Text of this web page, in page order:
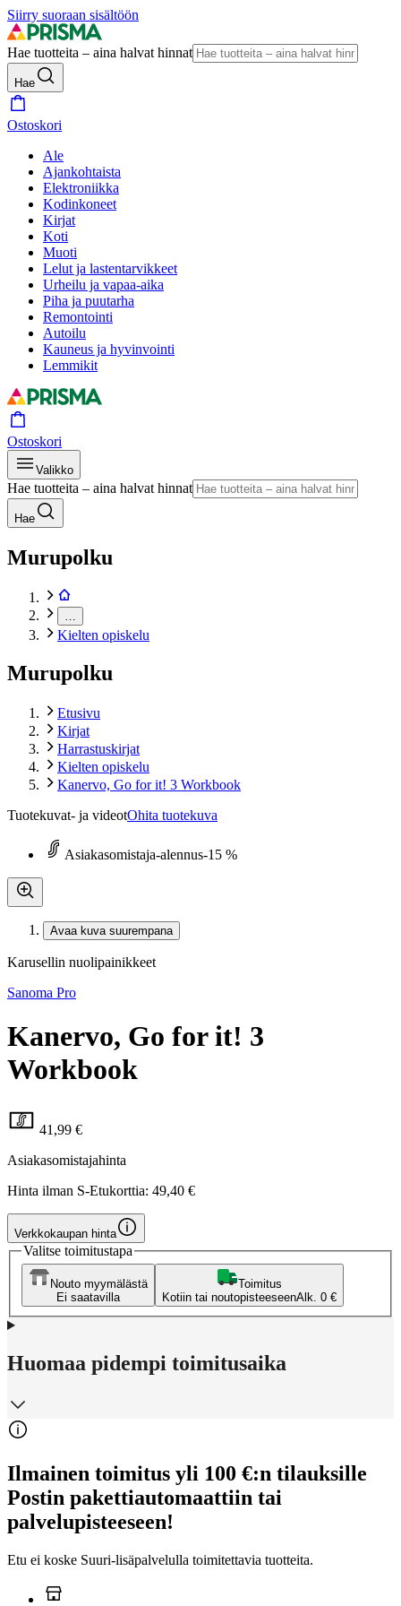
Siirry suoraan sisältöön
Hae tuotteita – aina halvat hinnat
Hae
Ostoskori
Ale
Ajankohtaista
Elektroniikka
Kodinkoneet
Kirjat
Koti
Muoti
Lelut ja lastentarvikkeet
Urheilu ja vapaa-aika
Piha ja puutarha
Remontointi
Autoilu
Kauneus ja hyvinvointi
Lemmikit
Ostoskori
Valikko
Hae tuotteita – aina halvat hinnat
Hae
Murupolku
Kielten opiskelu
Murupolku
Etusivu
Kirjat
Harrastuskirjat
Kielten opiskelu
Kanervo, Go for it! 3 Workbook
Tuotekuvat- ja videotOhita tuotekuva
Asiakasomistaja-alennus-15 %
Avaa kuva suurempana
Karusellin nuolipainikkeet
Sanoma Pro
Kanervo, Go for it! 3
Workbook
41,99 €
Asiakasomistajahinta
Hinta ilman S-Etukorttia: 49,40 €
Verkkokaupan hinta
Valitse toimitustapa
Nouto myymälästä
Ei saatavilla
Toimitus
Kotiin tai noutopisteeseenAlk. 0 €
Huomaa pidempi toimitusaika
Ilmainen toimitus yli 100 €:n tilauksille
Postin pakettiautomaattiin tai
palvelupisteeseen!
Etu ei koske Suuri‑lisäpalvelulla toimitettavia tuotteita.